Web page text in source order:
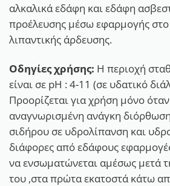
αλκαλικά εδάφη και εδάφη
προέλευσης μέσω εφαρμογής
λιπαντικής άρδευσης.
Οδηγίες χρήσης: Η περιοχή
είναι σε pH : 4-11 (σε υδατικό
Προορίζεται για χρήση μόνο
αναγνωρισμένη ανάγκη
σιδήρου σε υδρολίπανση και
διάφορες από εδάφους
να ενσωματώνεται αμέσως μετά
του ,στα πρώτα εκατοστά κάτω